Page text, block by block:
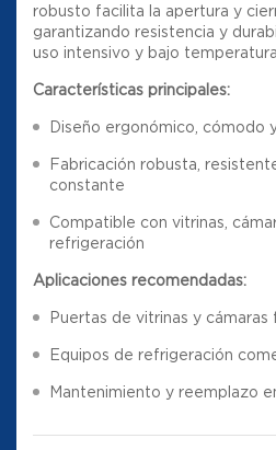
robusto facilita la apertura y
garantizando resistencia y
uso intensivo y bajo
Características principales:
Diseño ergonómico, cómodo
Fabricación robusta,
constante
Compatible con vitrinas,
refrigeración
Aplicaciones recomendadas:
Puertas de vitrinas y cámaras
Equipos de refrigeración
Mantenimiento y reemplazo